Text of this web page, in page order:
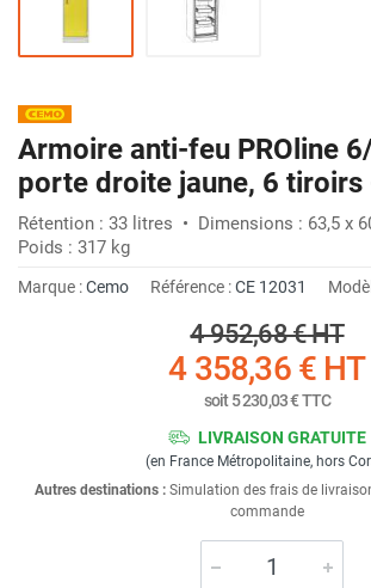
Armoire anti-feu PROline
porte droite jaune, 6 tiroirs
Rétention : 33 litres • Dimensions : 63,5 x
Poids : 317 kg
Marque :Cemo Référence :CE 12031
4 952,68 €HT
4 358,36 € HT
soit5 230,03 €TTC
LIVRAISON GRATUITE
(en France Métropolitaine, hors
Autres destinations : Simulation des frais de
commande